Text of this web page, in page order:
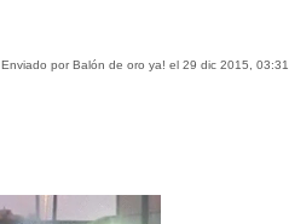
Enviado por Balón de oro ya! el 29 dic 2015, 03:31